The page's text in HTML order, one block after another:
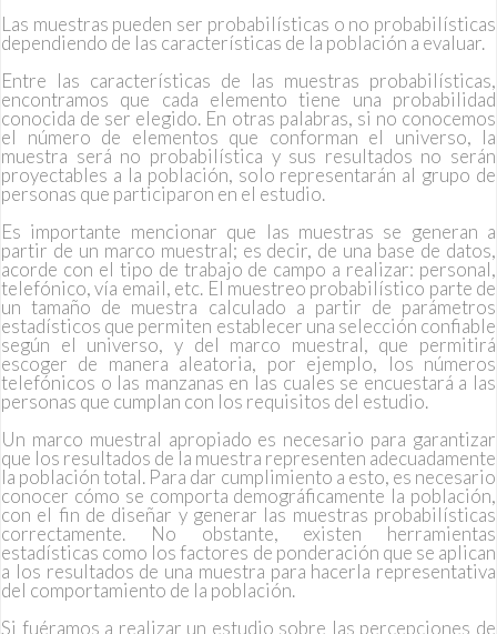
Las muestras pueden ser probabilísticas o no probabilísticas
dependiendo de las características de la población a evaluar.
Entre las características de las muestras probabilísticas,
encontramos que cada elemento tiene una probabilidad
conocida de ser elegido. En otras palabras, si no conocemos
el número de elementos que conforman el universo, la
muestra será no probabilística y sus resultados no serán
proyectables a la población, solo representarán al grupo de
personas que participaron en el estudio.
Es importante mencionar que las muestras se generan a
partir de un marco muestral; es decir, de una base de datos,
acorde con el tipo de trabajo de campo a realizar: personal,
telefónico, vía email, etc. El muestreo probabilístico parte de
un tamaño de muestra calculado a partir de parámetros
estadísticos que permiten establecer una selección confiable
según el universo, y del marco muestral, que permitirá
escoger de manera aleatoria, por ejemplo, los números
telefónicos o las manzanas en las cuales se encuestará a las
personas que cumplan con los requisitos del estudio.
Un marco muestral apropiado es necesario para garantizar
que los resultados de la muestra representen adecuadamente
la población total. Para dar cumplimiento a esto, es necesario
conocer cómo se comporta demográficamente la población,
con el fin de diseñar y generar las muestras probabilísticas
correctamente. No obstante, existen herramientas
estadísticas como los factores de ponderación que se aplican
a los resultados de una muestra para hacerla representativa
del comportamiento de la población.
Si fuéramos a realizar un estudio sobre las percepciones de